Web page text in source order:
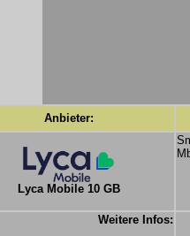
Anbieter:
Lyca Mobile 10 GB
Weitere Infos: